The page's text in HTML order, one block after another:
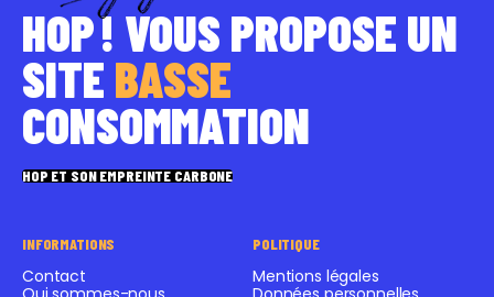
HOP ! VOUS PROPOSE UN
SITE BASSE
CONSOMMATION
HOP ET SON EMPREINTE CARBONE
INFORMATIONS
Contact
POLITIQUE
Mentions légales